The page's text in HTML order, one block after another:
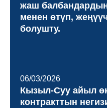
жаш
менен өтүп,
болушту.
06/03/2026
Кызыл-Суу айыл
контракттын